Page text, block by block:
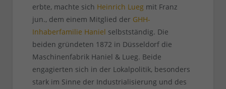
erbte, machte sich Heinrich Luegmit Franz
jun., dem einem Mitglied der GHH-
Inhaberfamilie Haniel selbstständig. Die
beiden gründeten 1872 in Düsseldorf die
Maschinenfabrik Haniel & Lueg. Beide
engagierten sich in der Lokalpolitik, besonders
stark im Sinne der Industrialisierung und des